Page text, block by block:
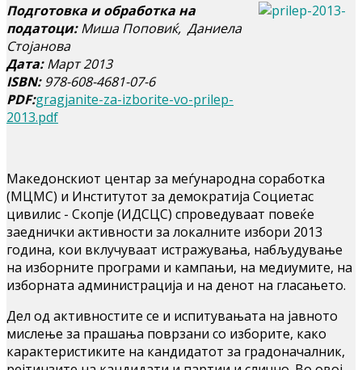
Подготовка и обработка на
податоци:Миша Поповиќ, Даниела
Стојанова
Дата:Март 2013
ISBN:978-608-4681-07-6
PDF:gragjanite-za-izborite-vo-prilep-
2013.pdf
Македонскиот центар за меѓународна соработка
(МЦМС) и Институтот за демократија Социетас
цивилис - Скопје (ИДСЦС) спроведуваат повеќе
заеднички активности за локалните избори 2013
година, кои вклучуваат истражувања, набљудување
на изборните програми и кампањи, на медиумите, на
изборната администрација и на денот на гласањето.
Дел од активностите се и испитувањата на јавното
мислење за прашања поврзани со изборите, како
карактеристиките на кандидатот за градоначалник,